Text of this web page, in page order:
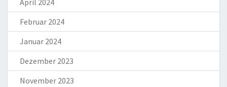
Februar 2024
Januar 2024
Dezember 2023
November 2023